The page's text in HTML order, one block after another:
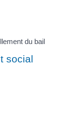
du bail
social